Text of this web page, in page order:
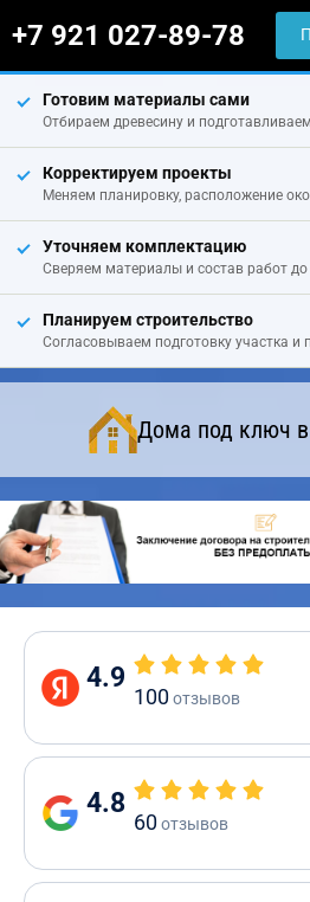
+7 921 027-89-78
Готовим материалы сами
Отбираем древесину и
Корректируем проекты
Меняем планировку, расположение
Уточняем комплектацию
Сверяем материалы и состав работ до
Планируем строительство
Согласовываем подготовку участка и
Дома под ключ в
4.9
100отзывов
4.8
60отзывов